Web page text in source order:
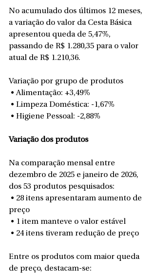
No acumulado dos últimos 12 meses,
a variação do valor da Cesta Básica
apresentou queda de 5,47%,
passando de R$ 1.280,35 para o valor
atual de R$ 1.210,36.
Variação por grupo de produtos
• Alimentação: +3,49%
• Limpeza Doméstica: -1,67%
• Higiene Pessoal: -2,88%
Variação dos produtos
Na comparação mensal entre
dezembro de 2025 e janeiro de 2026,
dos 53 produtos pesquisados:
• 28 itens apresentaram aumento de
preço
• 1 item manteve o valor estável
• 24 itens tiveram redução de preço
Entre os produtos com maior queda
de preço, destacam-se: